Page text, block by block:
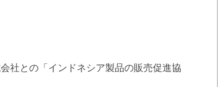
社との「インドネシア製品の販売促進協